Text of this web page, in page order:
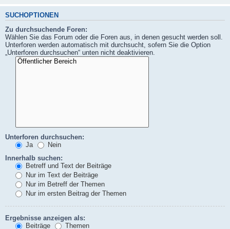
SUCHOPTIONEN
Zu durchsuchende Foren:
Wählen Sie das Forum oder die Foren aus, in denen gesucht werden soll.
Unterforen werden automatisch mit durchsucht, sofern Sie die Option
„Unterforen durchsuchen“ unten nicht deaktivieren.
Unterforen durchsuchen:
Ja
Nein
Innerhalb suchen:
Betreff und Text der Beiträge
Nur im Text der Beiträge
Nur im Betreff der Themen
Nur im ersten Beitrag der Themen
Ergebnisse anzeigen als:
Beiträge
Themen